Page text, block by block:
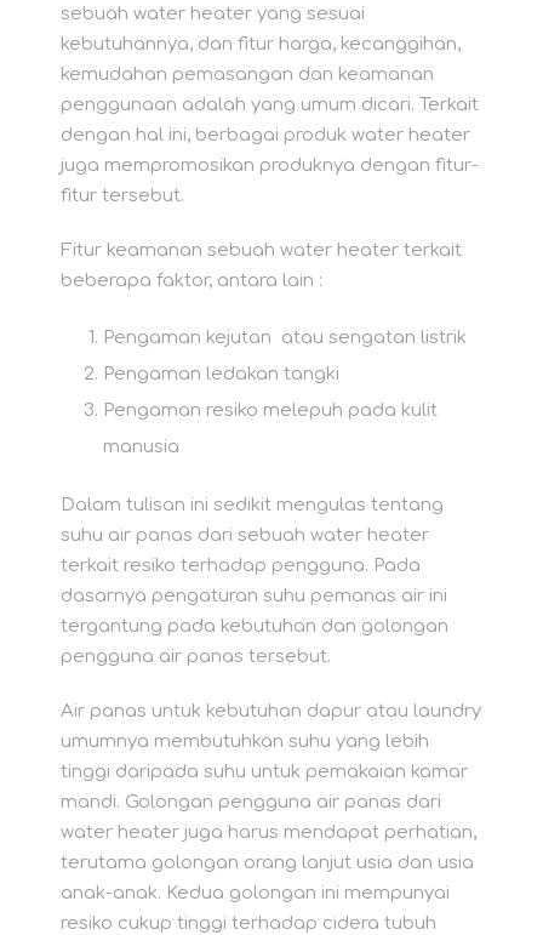
sebuah water heater yang sesuai
kebutuhannya, dan fitur harga, kecanggihan,
kemudahan pemasangan dan keamanan
penggunaan adalah yang umum dicari. Terkait
dengan hal ini, berbagai produk water heater
juga mempromosikan produknya dengan fitur-
fitur tersebut.
Fitur keamanan sebuah water heater terkait
beberapa faktor, antara lain :
Pengaman kejutan atau sengatan listrik
Pengaman ledakan tangki
Pengaman resiko melepuh pada kulit
manusia
Dalam tulisan ini sedikit mengulas tentang
suhu air panas dari sebuah water heater
terkait resiko terhadap pengguna. Pada
dasarnya pengaturan suhu pemanas air ini
tergantung pada kebutuhan dan golongan
pengguna air panas tersebut.
Air panas untuk kebutuhan dapur atau laundry
umumnya membutuhkan suhu yang lebih
tinggi daripada suhu untuk pemakaian kamar
mandi. Golongan pengguna air panas dari
water heater juga harus mendapat perhatian,
terutama golongan orang lanjut usia dan usia
anak-anak. Kedua golongan ini mempunyai
resiko cukup tinggi terhadap cidera tubuh